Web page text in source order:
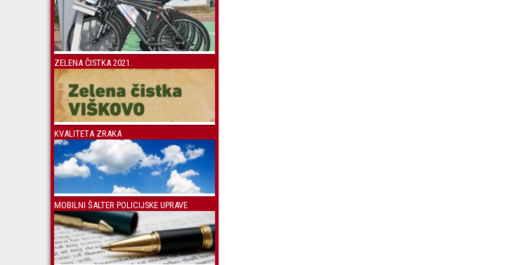
ZELENA ČISTKA 2021.
KVALITETA ZRAKA
MOBILNI ŠALTER POLICIJSKE UPRAVE